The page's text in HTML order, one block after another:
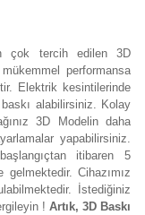
çok tercih edilen 3D
performansa
Elektrik kesintilerinde
alabilirsiniz. Kolay
3D Modelin daha
yapabilirsiniz.
itibaren 5
gelmektedir. Cihazımız
İstediğiniz
! Artık, 3D Baskı